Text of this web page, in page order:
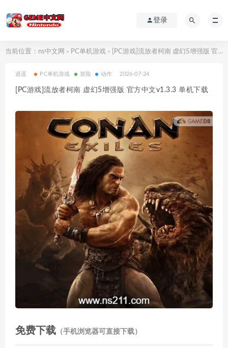
登录
当前位置： ns中文网 > PC单机游戏 > [PC游戏]流放者柯南 虚幻5增强版 官方中文v1.3.3 单机下载
逍遥 PC单机游戏 冒险 动作 2026-07-24
[PC游戏]流放者柯南 虚幻5增强版 官方中文v1.3.3 单机下载
免费下载 （手机浏览器可直接下载）